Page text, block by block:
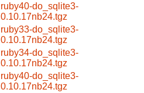
ruby40-do_sqlite3-
0.10.17nb24.tgz
ruby33-do_sqlite3-
0.10.17nb24.tgz
ruby34-do_sqlite3-
0.10.17nb24.tgz
ruby40-do_sqlite3-
0.10.17nb24.tgz